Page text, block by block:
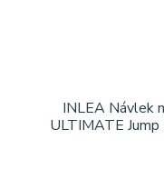
INLEA Návlek
ULTIMATE